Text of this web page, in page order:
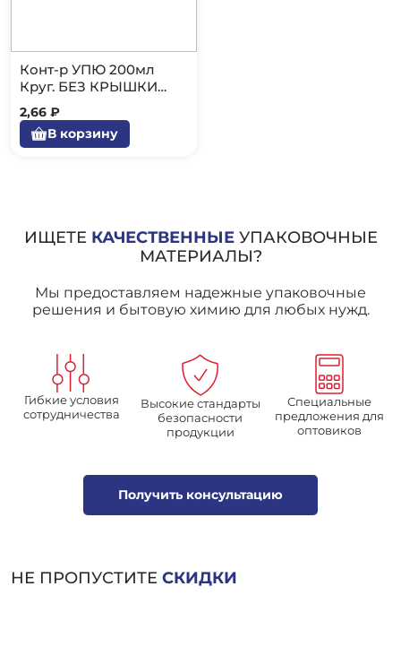
Конт-р УПЮ 200мл
Круг. БЕЗ КРЫШКИ
50/1000
2,66 ₽
В корзину
ИЩЕТЕ КАЧЕСТВЕННЫЕУПАКОВОЧНЫЕ
МАТЕРИАЛЫ?
Мы предоставляем надежные упаковочные
решения и бытовую химию для любых нужд.
Гибкие условия
сотрудничества
Высокие стандарты
безопасности
продукции
Специальные
предложения для
оптовиков
Получить консультацию
НЕ ПРОПУСТИТЕ СКИДКИ